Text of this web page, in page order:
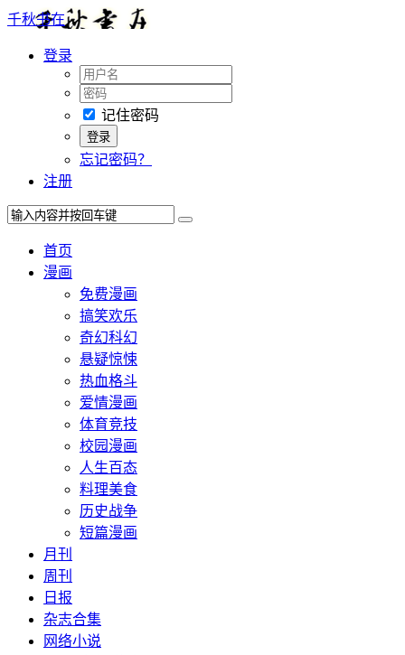
千秋书在
登录
记住密码
忘记密码？
注册
首页
漫画
免费漫画
搞笑欢乐
奇幻科幻
悬疑惊悚
热血格斗
爱情漫画
体育竞技
校园漫画
人生百态
料理美食
历史战争
短篇漫画
月刊
周刊
日报
杂志合集
网络小说